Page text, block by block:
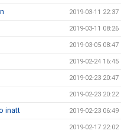
2019-03-11 22:37
2019-03-11 08:26
2019-03-05 08:47
2019-02-24 16:45
2019-02-23 20:47
2019-02-23 20:22
inatt 2019-02-23 06:49
2019-02-17 22:02